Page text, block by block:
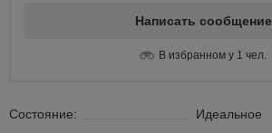
Написать сообщение
В избранном у 1 чел.
Состояние:
Идеальное